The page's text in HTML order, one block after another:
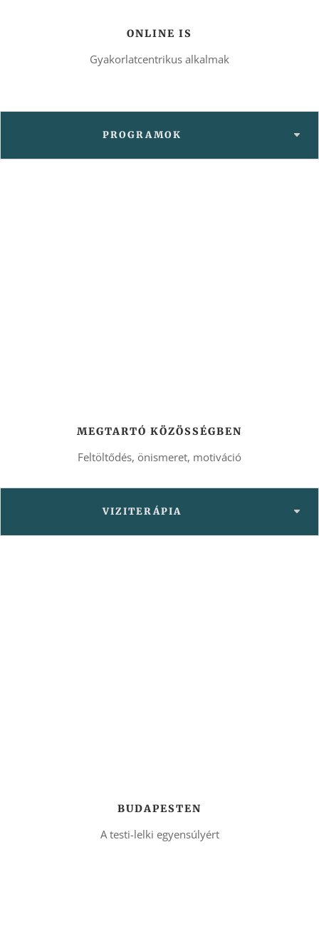
ONLINE IS
Gyakorlatcentrikus alkalmak
PROGRAMOK
MEGTARTÓ KÖZÖSSÉGBEN
Feltöltődés, önismeret, motiváció
VIZITERÁPIA
BUDAPESTEN
A testi-lelki egyensúlyért